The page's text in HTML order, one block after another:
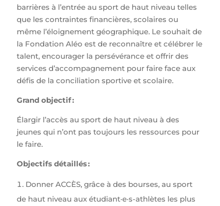
barrières à l’entrée au sport de haut niveau telles
que les contraintes financières, scolaires ou
même l’éloignement géographique. Le souhait de
la Fondation Aléo est de reconnaître et célébrer le
talent, encourager la persévérance et offrir des
services d’accompagnement pour faire face aux
défis de la conciliation sportive et scolaire.
Grand objectif:
Élargir l’accès au sport de haut niveau à des
jeunes qui n’ont pas toujours les ressources pour
le faire.
Objectifs détaillés:
Donner ACCÈS, grâce à des bourses, au sport
de haut niveau aux étudiant·e·s-athlètes les plus